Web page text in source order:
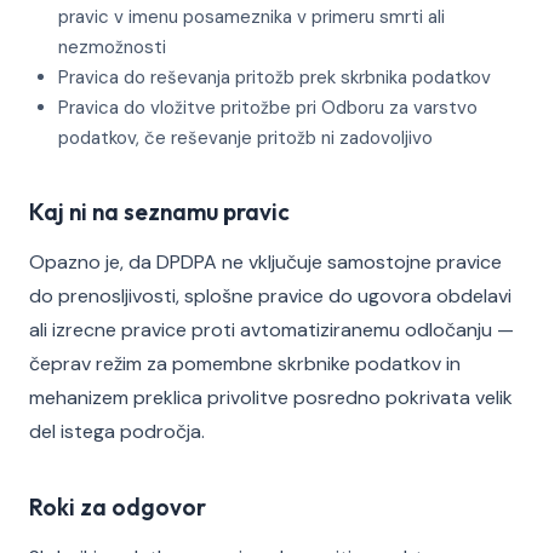
pravic v imenu posameznika v primeru smrti ali
nezmožnosti
Pravica do reševanja pritožb prek skrbnika podatkov
Pravica do vložitve pritožbe pri Odboru za varstvo
podatkov, če reševanje pritožb ni zadovoljivo
Kaj ni na seznamu pravic
Opazno je, da DPDPA ne vključuje samostojne pravice
do prenosljivosti, splošne pravice do ugovora obdelavi
ali izrecne pravice proti avtomatiziranemu odločanju —
čeprav režim za pomembne skrbnike podatkov in
mehanizem preklica privolitve posredno pokrivata velik
del istega področja.
Roki za odgovor